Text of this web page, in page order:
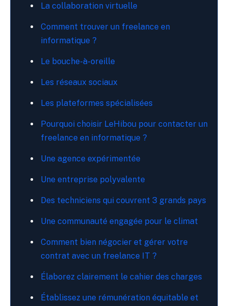
La collaboration virtuelle
Comment trouver un freelance en
informatique ?
Le bouche-à-oreille
Les réseaux sociaux
Les plateformes spécialisées
Pourquoi choisir LeHibou pour contacter un
freelance en informatique ?
Une agence expérimentée
Une entreprise polyvalente
Des techniciens qui couvrent 3 grands pays
Une communauté engagée pour le climat
Comment bien négocier et gérer votre
contrat avec un freelance IT ?
Élaborez clairement le cahier des charges
Établissez une rémunération équitable et